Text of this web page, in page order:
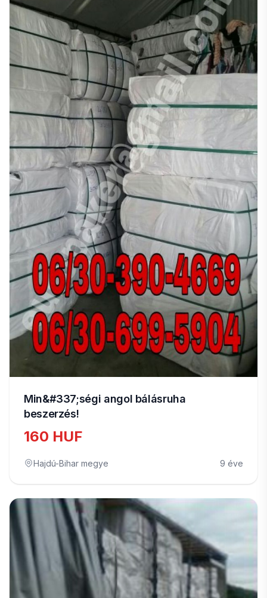
Min&#337;ségi angol bálásruha
beszerzés!
160 HUF
Hajdú-Bihar megye 9 éve